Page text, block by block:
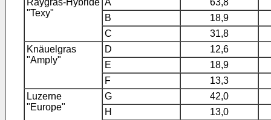
Raygras-Hybride
"Texy"
A
63,8
B
18,9
C
31,8
Knäuelgras
"Amply"
D
12,6
E
18,9
F
13,3
Luzerne
"Europe"
G
42,0
H
13,0